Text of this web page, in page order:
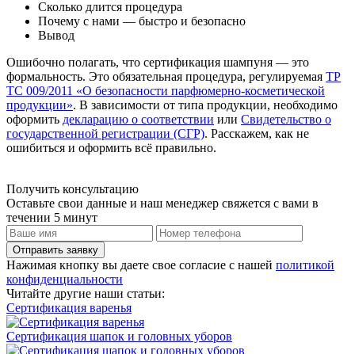
Сколько длится процедура
Почему с нами — быстро и безопасно
Вывод
Ошибочно полагать, что сертификация шампуня — это
формальность. Это обязательная процедура, регулируемая ТР
ТС 009/2011 «О безопасности парфюмерно-косметической
продукции». В зависимости от типа продукции, необходимо
оформить декларацию о соответствии или Свидетельство о
государственной регистрации (СГР). Расскажем, как не
ошибиться и оформить всё правильно.
Получить консультацию
Оставьте свои данные и наш менеджер свяжется с вами в
течении 5 минут
Отправить заявку
Нажимая кнопку вы даете свое согласие с нашей политикой
конфиденциальности
Читайте другие наши статьи:
Сертификация варенья
Сертификация шапок и головных уборов